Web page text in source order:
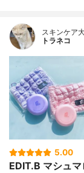
スキンケア
トラネコ
5.00
EDIT.B マシュ